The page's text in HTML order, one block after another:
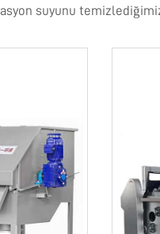
suyunu